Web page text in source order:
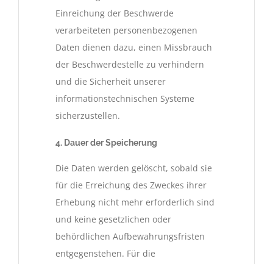
Einreichung der Beschwerde
verarbeiteten personenbezogenen
Daten dienen dazu, einen Missbrauch
der Beschwerdestelle zu verhindern
und die Sicherheit unserer
informationstechnischen Systeme
sicherzustellen.
4. Dauer der Speicherung
Die Daten werden gelöscht, sobald sie
für die Erreichung des Zweckes ihrer
Erhebung nicht mehr erforderlich sind
und keine gesetzlichen oder
behördlichen Aufbewahrungsfristen
entgegenstehen. Für die